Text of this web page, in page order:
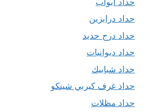
حداد درابزين
حداد درج حديد
حداد ديوانيات
حداد شبابيك
حداد غرف كيربي شينكو
حداد مظلات